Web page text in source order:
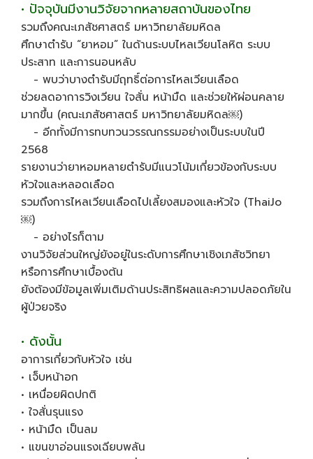
• ปัจจุบันมีงานวิจัยจากหลายสถาบันของไทย
รวมถึงคณะเภสัชศาสตร์ มหาวิทยาลัยมหิดล
ศึกษาตำรับ “ยาหอม” ในด้านระบบไหลเวียนโลหิต ระบบ
ประสาท และการนอนหลับ
- พบว่าบางตำรับมีฤทธิ์ต่อการไหลเวียนเลือด
ช่วยลดอาการวิงเวียน ใจสั่น หน้ามืด และช่วยให้ผ่อนคลาย
มากขึ้น (คณะเภสัชศาสตร์ มหาวิทยาลัยมหิดล￼)
- อีกทั้งมีการทบทวนวรรณกรรมอย่างเป็นระบบในปี
2568
รายงานว่ายาหอมหลายตำรับมีแนวโน้มเกี่ยวข้องกับระบบ
หัวใจและหลอดเลือด
รวมถึงการไหลเวียนเลือดไปเลี้ยงสมองและหัวใจ (ThaiJo
￼)
- อย่างไรก็ตาม
งานวิจัยส่วนใหญ่ยังอยู่ในระดับการศึกษาเชิงเภสัชวิทยา
หรือการศึกษาเบื้องต้น
ยังต้องมีข้อมูลเพิ่มเติมด้านประสิทธิผลและความปลอดภัยใน
ผู้ป่วยจริง
• ดังนั้น
อาการเกี่ยวกับหัวใจ เช่น
• เจ็บหน้าอก
• เหนื่อยผิดปกติ
• ใจสั่นรุนแรง
• หน้ามืด เป็นลม
• แขนขาอ่อนแรงเฉียบพลัน